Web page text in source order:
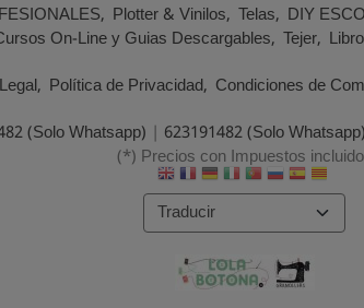
Plotter & Vinilos Telas DIY
On-Line y Guias Descargables Tejer
Política de Privacidad Condiciones de
(Solo Whatsapp) | 623191482 (Solo Whatsapp)
(*) Precios con Impuestos